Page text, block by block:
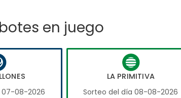
en juego
07-08-2026
LA PRIMITIVA
Sorteo del día 08-08-2026